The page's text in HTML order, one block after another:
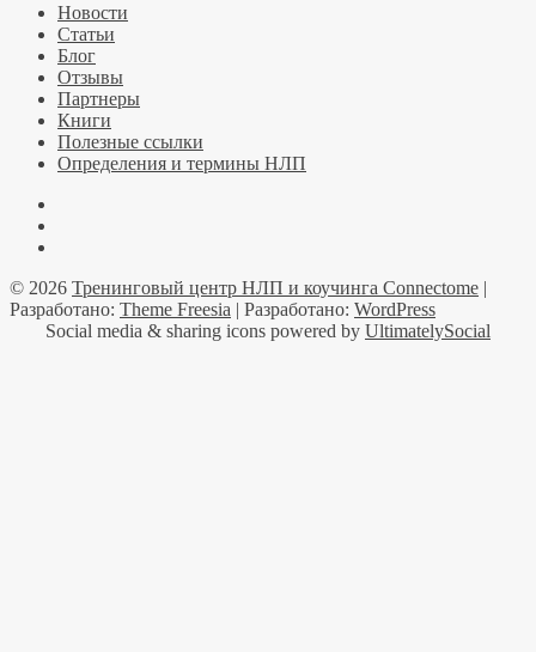
Новости
Статьи
Блог
Отзывы
Партнеры
Книги
Полезные ссылки
Определения и термины НЛП
© 2026 Тренинговый центр НЛП и коучинга Connectome |
Разработано: Theme Freesia | Разработано: WordPress
Social media & sharing icons powered by UltimatelySocial